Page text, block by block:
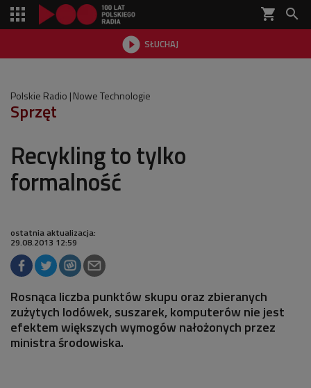
shopping_cart 
 SŁUCHAJ

Polskie Radio Nowe Technologie
Sprzęt
Recykling to tylko
formalność
ostatnia aktualizacja:
29.08.2013 12:59
Rosnąca liczba punktów skupu oraz zbieranych
zużytych lodówek, suszarek, komputerów nie jest
efektem większych wymogów nałożonych przez
ministra środowiska.